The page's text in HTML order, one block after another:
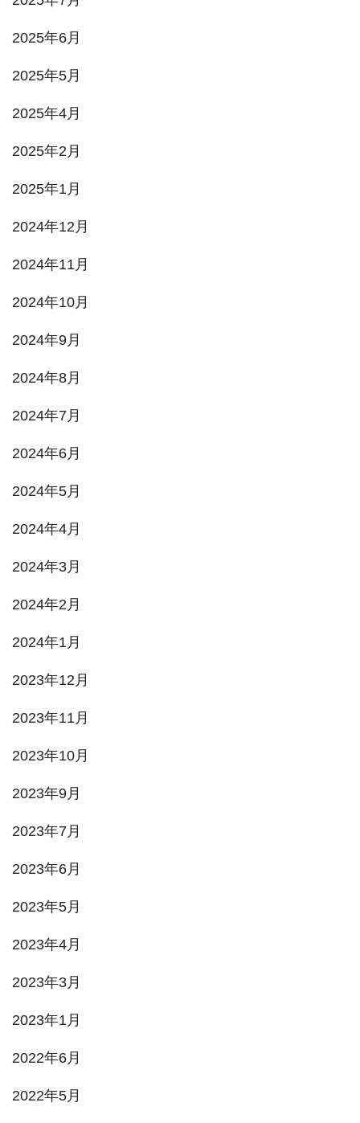
2025年6月
2025年5月
2025年4月
2025年2月
2025年1月
2024年12月
2024年11月
2024年10月
2024年9月
2024年8月
2024年7月
2024年6月
2024年5月
2024年4月
2024年3月
2024年2月
2024年1月
2023年12月
2023年11月
2023年10月
2023年9月
2023年7月
2023年6月
2023年5月
2023年4月
2023年3月
2023年1月
2022年6月
2022年5月